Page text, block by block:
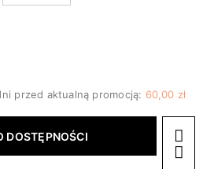
przed aktualną promocją: 60,00 zł
DOSTĘPNOŚCI